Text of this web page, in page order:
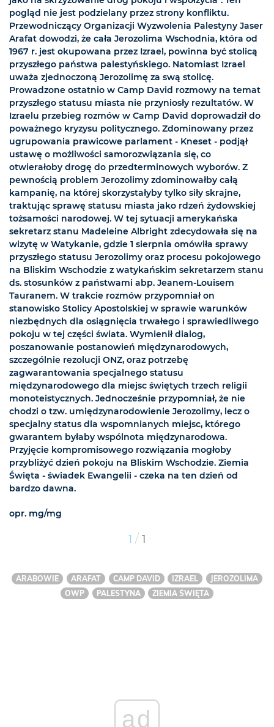
pogląd nie jest podzielany przez strony konfliktu.
Przewodniczący Organizacji Wyzwolenia Palestyny Jaser
Arafat dowodzi, że cała Jerozolima Wschodnia, która od
1967 r. jest okupowana przez Izrael, powinna być stolicą
przyszłego państwa palestyńskiego. Natomiast Izrael
uważa zjednoczoną Jerozolimę za swą stolicę.
Prowadzone ostatnio w Camp David rozmowy na temat
przyszłego statusu miasta nie przyniosły rezultatów. W
Izraelu przebieg rozmów w Camp David doprowadził do
poważnego kryzysu politycznego. Zdominowany przez
ugrupowania prawicowe parlament - Kneset - podjął
ustawę o możliwości samorozwiązania się, co
otwierałoby drogę do przedterminowych wyborów. Z
pewnością problem Jerozolimy zdominowałby całą
kampanię, na której skorzystałyby tylko siły skrajne,
traktując sprawę statusu miasta jako rdzeń żydowskiej
tożsamości narodowej. W tej sytuacji amerykańska
sekretarz stanu Madeleine Albright zdecydowała się na
wizytę w Watykanie, gdzie 1 sierpnia omówiła sprawy
przyszłego statusu Jerozolimy oraz procesu pokojowego
na Bliskim Wschodzie z watykańskim sekretarzem stanu
ds. stosunków z państwami abp. Jeanem-Louisem
Tauranem. W trakcie rozmów przypomniał on
stanowisko Stolicy Apostolskiej w sprawie warunków
niezbędnych dla osiągnięcia trwałego i sprawiedliwego
pokoju w tej części świata. Wymienił dialog,
poszanowanie postanowień międzynarodowych,
szczególnie rezolucji ONZ, oraz potrzebę
zagwarantowania specjalnego statusu
międzynarodowego dla miejsc świętych trzech religii
monoteistycznych. Jednocześnie przypomniał, że nie
chodzi o tzw. umiędzynarodowienie Jerozolimy, lecz o
specjalny status dla wspomnianych miejsc, którego
gwarantem byłaby wspólnota międzynarodowa.
Przyjęcie kompromisowego rozwiązania mogłoby
przybliżyć dzień pokoju na Bliskim Wschodzie. Ziemia
Święta - świadek Ewangelii - czeka na ten dzień od
bardzo dawna.
opr. mg/mg
1 / 1
ARABOWIE ARAFAT CAMP DAVID IZRAEL
JEROZOLIMA
OWP
PALESTYNA ZIEMIA ŚWIĘTA
ad